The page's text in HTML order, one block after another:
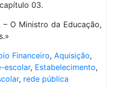
03.
O Ministro da Educação,
Financeiro, Aquisição,
escolar, Estabelecimento,
, rede pública